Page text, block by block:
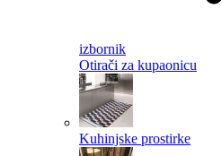
izbornik
Otirači za kupaonicu
Kuhinjske prostirke